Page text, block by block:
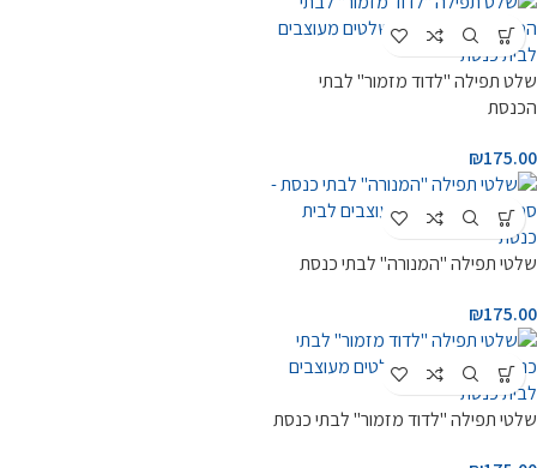
שלט תפילה "לדוד מזמור" לבתי
הכנסת
₪175.00
שלטי תפילה "המנורה" לבתי כנסת
₪175.00
שלטי תפילה "לדוד מזמור" לבתי כנסת